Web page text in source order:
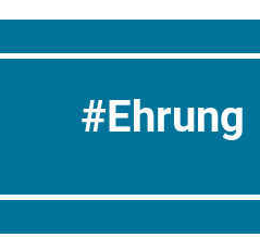
Ehrung